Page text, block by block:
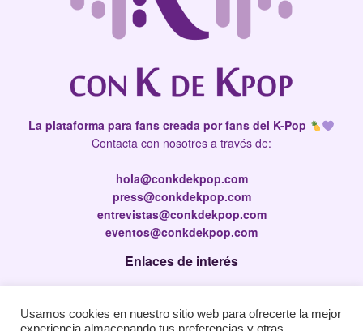
La plataforma para fans creada por fans del K-Pop
Contacta con nosotres a través de:
hola@conkdekpop.com
press@conkdekpop.com
entrevistas@conkdekpop.com
eventos@conkdekpop.com
Enlaces de interés
Política de privacidad
Usamos cookies en nuestro sitio web para ofrecerte la mejor